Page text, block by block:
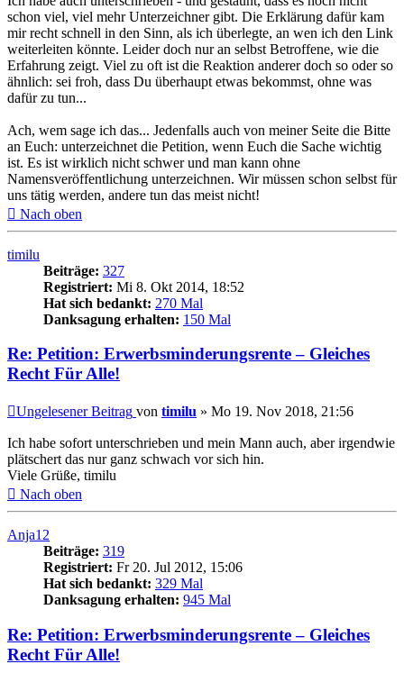
schon viel, viel mehr Unterzeichner gibt. Die Erklärung dafür kam
mir recht schnell in den Sinn, als ich überlegte, an wen ich den Link
weiterleiten könnte. Leider doch nur an selbst Betroffene, wie die
Erfahrung zeigt. Viel zu oft ist die Reaktion anderer doch so oder so
ähnlich: sei froh, dass Du überhaupt etwas bekommst, ohne was
dafür zu tun...
Ach, wem sage ich das... Jedenfalls auch von meiner Seite die Bitte
an Euch: unterzeichnet die Petition, wenn Euch die Sache wichtig
ist. Es ist wirklich nicht schwer und man kann ohne
Namensveröffentlichung unterzeichnen. Wir müssen schon selbst für
uns tätig werden, andere tun das meist nicht!
Nach oben
timilu
Beiträge: 327
Registriert: Mi 8. Okt 2014, 18:52
Hat sich bedankt: 270 Mal
Danksagung erhalten: 150 Mal
Re: Petition: Erwerbsminderungsrente – Gleiches
Recht Für Alle!
Ungelesener Beitrag von timilu » Mo 19. Nov 2018, 21:56
Ich habe sofort unterschrieben und mein Mann auch, aber irgendwie
plätschert das nur ganz schwach vor sich hin.
Viele Grüße, timilu
Nach oben
Anja12
Beiträge: 319
Registriert: Fr 20. Jul 2012, 15:06
Hat sich bedankt: 329 Mal
Danksagung erhalten: 945 Mal
Re: Petition: Erwerbsminderungsrente – Gleiches
Recht Für Alle!